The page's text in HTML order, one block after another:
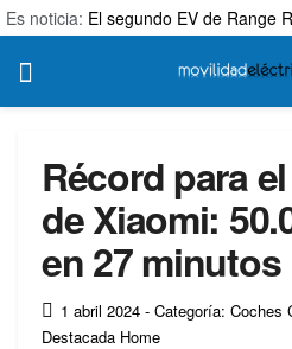
Es noticia: El segundo EV de Range
Récord para
de Xiaomi:
en 27 minutos
1 abril 2024 - Categoría: Coches
Destacada Home